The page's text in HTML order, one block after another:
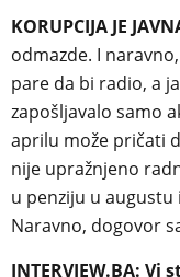
KORUPCIJA JE
odmazde. I
pare da bi radio, a
zapošljavalo samo
aprilu može pričati
nije upražnjeno
u penziju u
Naravno, dogovor
INTERVIEW.BA: